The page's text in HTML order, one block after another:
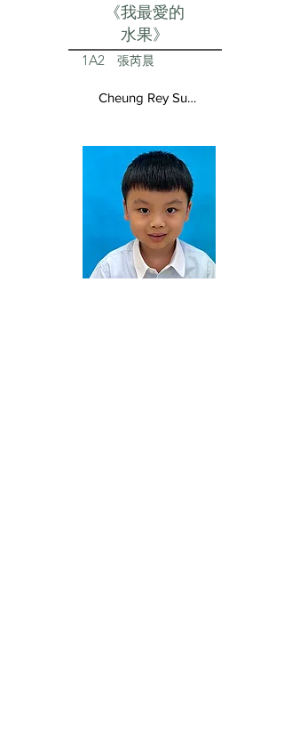
《我最愛的
水果》
1A2 張芮晨
Cheung Rey Sun Vivienne